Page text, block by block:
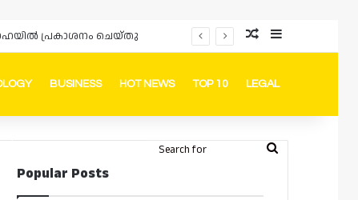
പ്രകാശനം ചെയ്തു Random Article
Sidebar
BUSINESS HOT NEWS TOP 10 LEGAL
Telegram
Whatsapp Random Article
Switch skin
Search
Popular Posts